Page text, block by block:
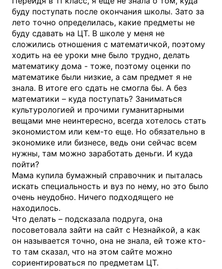
буду поступать после окончания школы. Зато за
лето точно определилась, какие предметы не
буду сдавать на ЦТ. В школе у меня не
сложились отношения с математичкой, поэтому
ходить на ее уроки мне было трудно, делать
математику дома - тоже, поэтому оценки по
математике были низкие, а сам предмет я не
знала. В итоге его сдать не смогла бы. А без
математики – куда поступать? Заниматься
культурологией и прочими гуманитарными
вещами мне неинтересно, всегда хотелось стать
экономистом или кем-то еще. Но обязательно в
экономике или бизнесе, ведь они сейчас всем
нужны, там можно заработать деньги. И куда
пойти?
Мама купила бумажный справочник и пыталась
искать специальность и вуз по нему, но это было
очень неудобно. Ничего подходящего не
находилось.
Что делать – подсказала подруга, она
посоветовала зайти на сайт с Незнайкой, а как
он называется точно, она не знала, ей тоже кто-
то там сказал, что на этом сайте можно
сориентироваться по предметам ЦТ.